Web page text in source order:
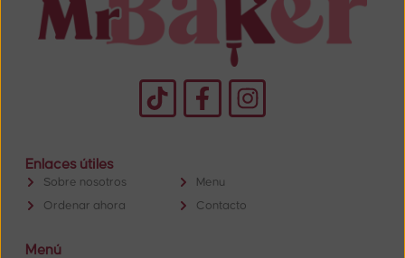
Enlaces útiles
Sobre nosotros
Ordenar ahora
Menu
Contacto
Menú